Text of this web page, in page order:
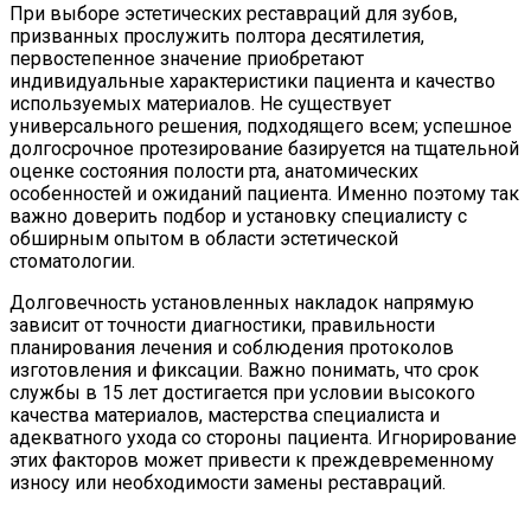
При выборе эстетических реставраций для зубов,
призванных прослужить полтора десятилетия,
первостепенное значение приобретают
индивидуальные характеристики пациента и качество
используемых материалов. Не существует
универсального решения, подходящего всем; успешное
долгосрочное протезирование базируется на тщательной
оценке состояния полости рта, анатомических
особенностей и ожиданий пациента. Именно поэтому так
важно доверить подбор и установку специалисту с
обширным опытом в области эстетической
стоматологии.
Долговечность установленных накладок напрямую
зависит от точности диагностики, правильности
планирования лечения и соблюдения протоколов
изготовления и фиксации. Важно понимать, что срок
службы в 15 лет достигается при условии высокого
качества материалов, мастерства специалиста и
адекватного ухода со стороны пациента. Игнорирование
этих факторов может привести к преждевременному
износу или необходимости замены реставраций.